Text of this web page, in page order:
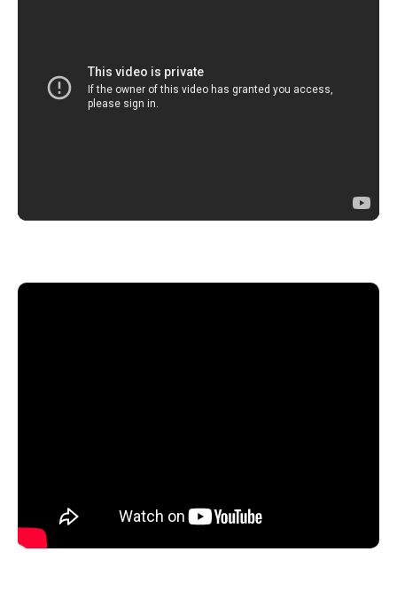
Youtube : https://www.youtube.com/@TheMAZEDband
Instagram : https://www.instagram.com/mazedband/
Instagram : https://www.instagram.com/helm.band/